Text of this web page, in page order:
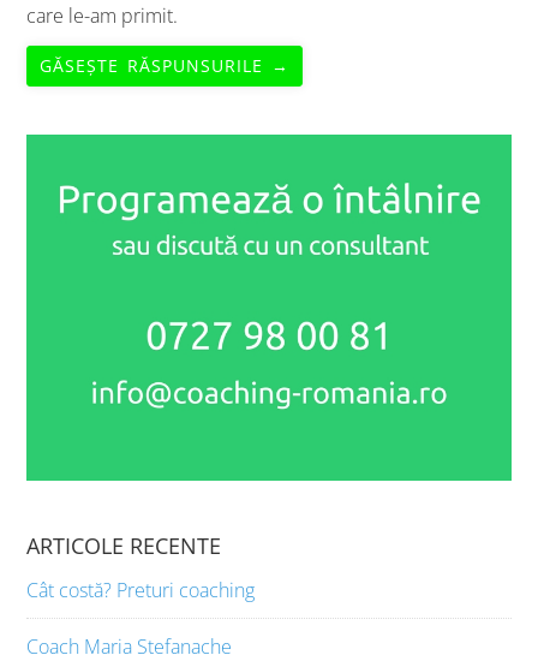
care le-am primit.
GĂSEȘTE RĂSPUNSURILE →
ARTICOLE RECENTE
Cât costă? Preturi coaching
Coach Maria Stefanache